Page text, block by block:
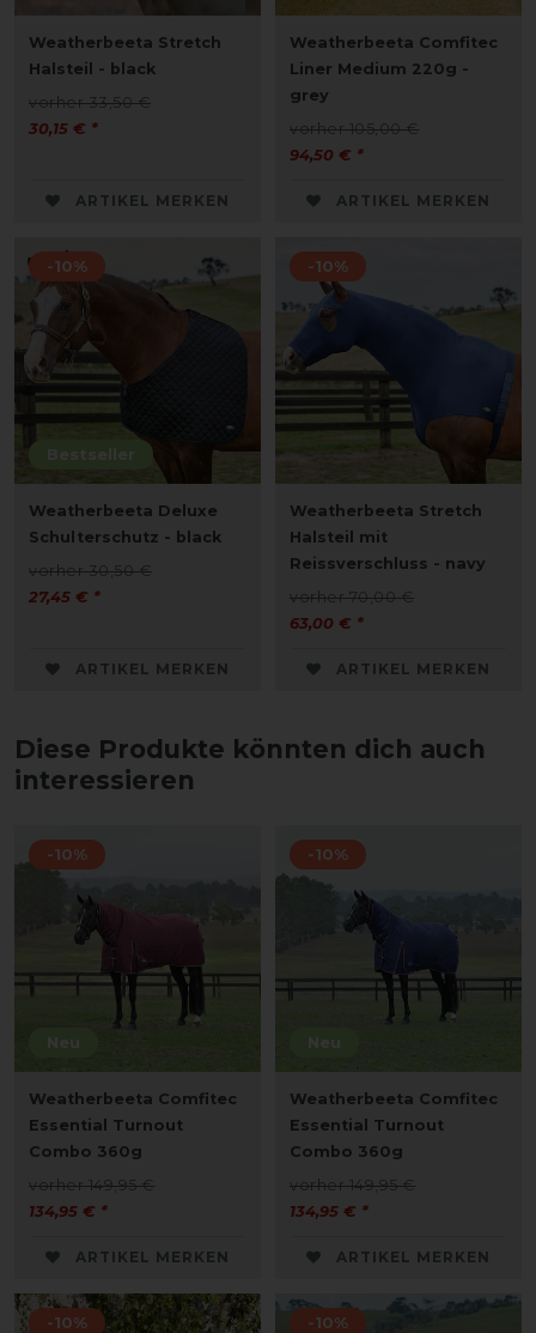
Weatherbeeta Stretch
Halsteil - black
vorher 33,50 €
30,15 € *
ARTIKEL MERKEN
Weatherbeeta Comfitec
Liner Medium 220g -
grey
vorher 105,00 €
94,50 € *
ARTIKEL MERKEN
Bestseller
-10%
Weatherbeeta Deluxe
Schulterschutz - black
vorher 30,50 €
27,45 € *
ARTIKEL MERKEN
-10%
Weatherbeeta Stretch
Halsteil mit
Reissverschluss - navy
vorher 70,00 €
63,00 € *
ARTIKEL MERKEN
Diese Produkte könnten dich auch
interessieren
Neu
-10%
Weatherbeeta Comfitec
Essential Turnout
Combo 360g
vorher 149,95 €
134,95 € *
ARTIKEL MERKEN
Neu
-10%
Weatherbeeta Comfitec
Essential Turnout
Combo 360g
vorher 149,95 €
134,95 € *
ARTIKEL MERKEN
-10% -10%